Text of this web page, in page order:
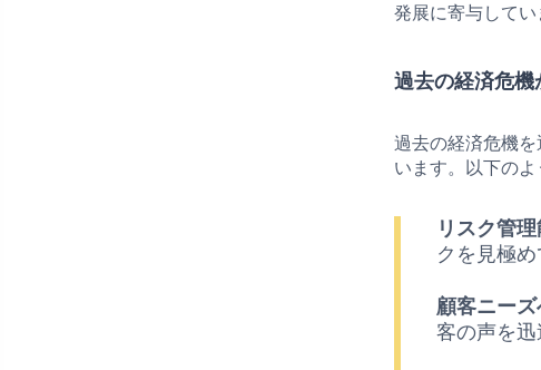
発展に寄与してい
過去の経済危機
過去の経済危機
います。以下のよ
リスク管
クを見極
顧客ニー
客の声を迅